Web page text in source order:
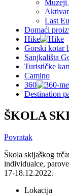
Muzeji
Last
Domaći
Hike
Gorski kotar
Sanjkališta
Turističke
Camino
360
Destination
ŠKOLA
Povratak
Škola skijaškog
individualce,
17-18.12.2022.
Lokacija